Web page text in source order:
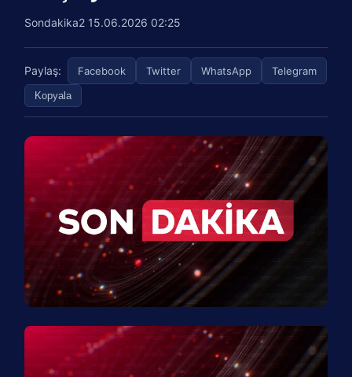
Sondakika2 15.06.2026 02:25
Paylaş: Facebook Twitter WhatsApp Telegram
Kopyala